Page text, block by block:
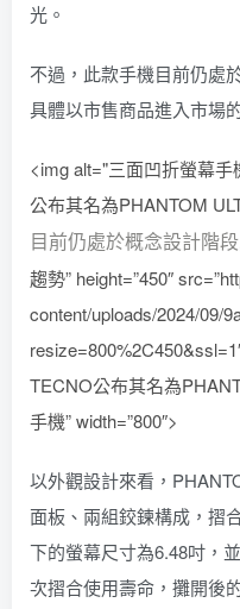
光。
不過，此款手機目前仍處
具體以市售商品進入市場
<img alt="三面凹折螢幕
公布其名為PHANTOM
目前仍處於概念設計階段
趨勢” height=”450″
content/uploads/2024/09/
TECNO公布其名為
手機” width=”800″>
以外觀設計來看，
面板、兩組鉸鍊構成，摺
下的螢幕尺寸為6.48吋，
次摺合使用壽命，攤開後